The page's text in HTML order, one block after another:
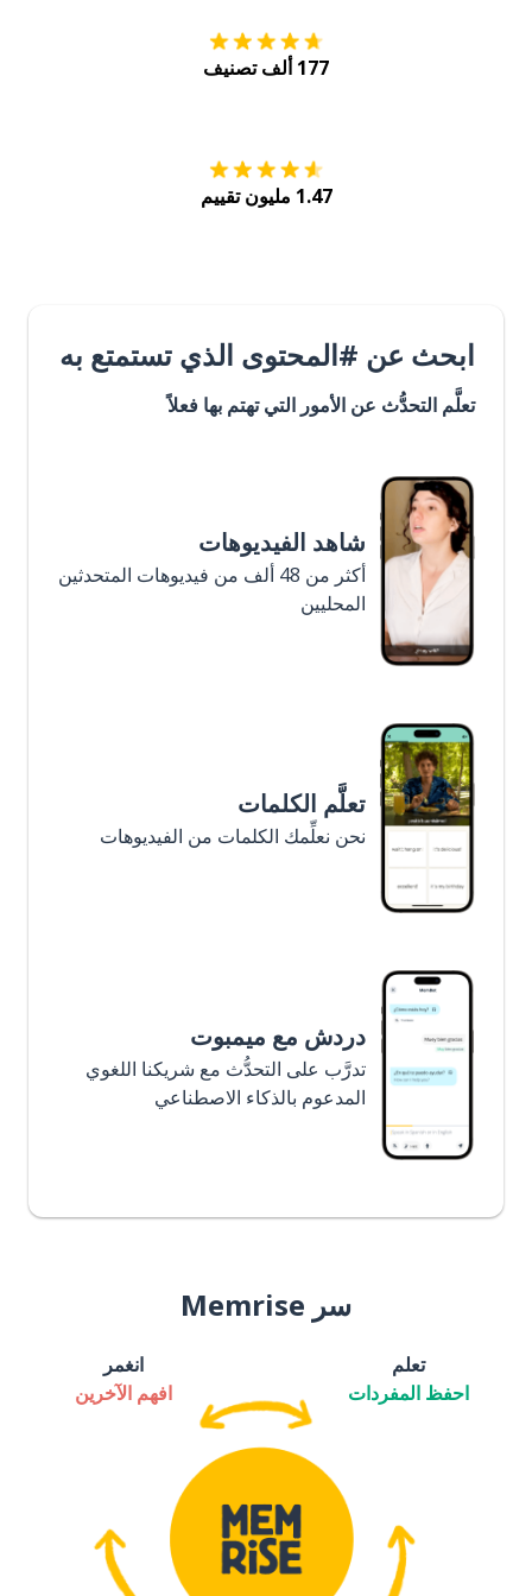
177 ألف تصنيف
1.47 مليون تقييم
ابحث عن #المحتوى الذي تستمتع به
تعلَّم التحدُّث عن الأمور التي تهتم بها فعلاً
شاهد الفيديوهات
أكثر من 48 ألف من فيديوهات المتحدثين
المحليين
تعلَّم الكلمات
نحن نعلِّمك الكلمات من الفيديوهات
دردش مع ميمبوت
تدرَّب على التحدُّث مع شريكنا اللغوي
المدعوم بالذكاء الاصطناعي
سر Memrise
تعلم
احفظ المفردات
انغمر
افهم الآخرين